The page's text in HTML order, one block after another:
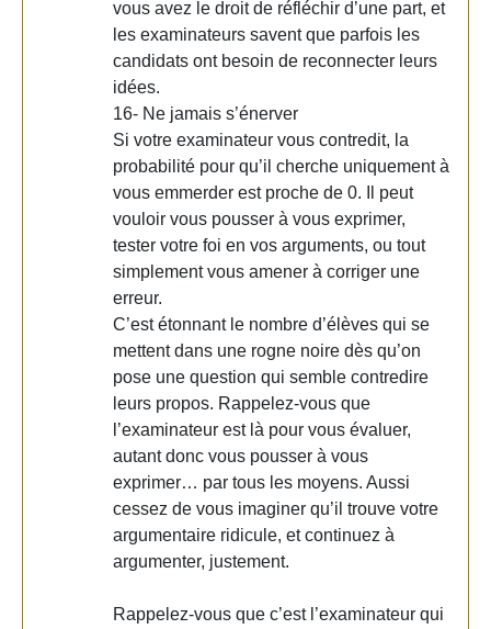
vous avez le droit de réfléchir d’une part, et
les examinateurs savent que parfois les
candidats ont besoin de reconnecter leurs
idées.
16- Ne jamais s’énerver
Si votre examinateur vous contredit, la
probabilité pour qu’il cherche uniquement à
vous emmerder est proche de 0. Il peut
vouloir vous pousser à vous exprimer,
tester votre foi en vos arguments, ou tout
simplement vous amener à corriger une
erreur.
C’est étonnant le nombre d’élèves qui se
mettent dans une rogne noire dès qu’on
pose une question qui semble contredire
leurs propos. Rappelez-vous que
l’examinateur est là pour vous évaluer,
autant donc vous pousser à vous
exprimer… par tous les moyens. Aussi
cessez de vous imaginer qu’il trouve votre
argumentaire ridicule, et continuez à
argumenter, justement.
Rappelez-vous que c’est l’examinateur qui